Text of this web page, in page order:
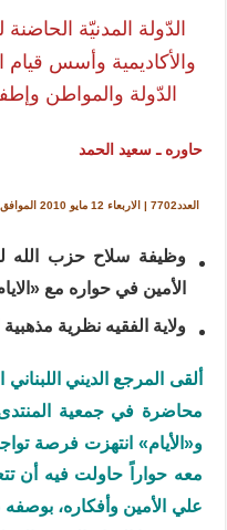
الدّولة المدنيّة
والأكاديمية وأسس قيام
الدّولة والمواطن
حاوره ـ سعيد الحمد
العدد7702 | الاربعاء 12 مايو 2010 الموافق 27 جمادى الأولى1431هـ
وظيفة سلاح حزب الله
الأمين في حواره مع
ولاية الفقيه نظرية
ألقى المرجع الديني
محاضرة في جمعية المنتدى
و«الأيام» انتهزت فرصة
معه حواراً حاولت فيه أن
علي الأمين وأفكاره،